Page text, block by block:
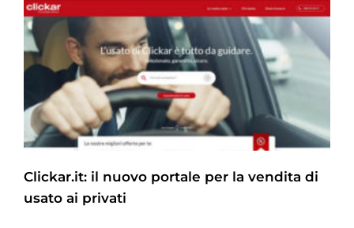
Clickar.it: il nuovo portale per la vendita di
usato ai privati